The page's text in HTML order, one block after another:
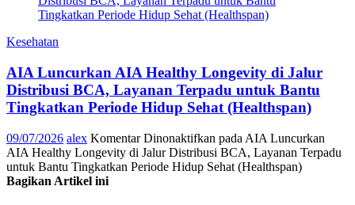
Kesehatan
AIA Luncurkan AIA Healthy Longevity di Jalur
Distribusi BCA, Layanan Terpadu untuk Bantu
Tingkatkan Periode Hidup Sehat (Healthspan)
09/07/2026 alex Komentar Dinonaktifkan pada AIA Luncurkan
AIA Healthy Longevity di Jalur Distribusi BCA, Layanan Terpadu
untuk Bantu Tingkatkan Periode Hidup Sehat (Healthspan)
Bagikan Artikel ini